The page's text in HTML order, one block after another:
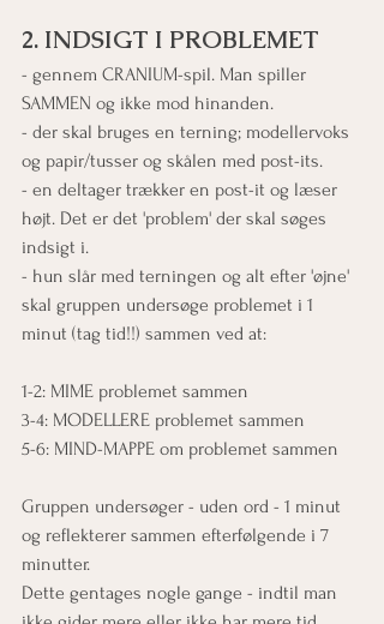
2. INDSIGT I PROBLEMET
- gennem CRANIUM-spil. Man spiller
SAMMEN og ikke mod hinanden.
- der skal bruges en terning; modellervoks
og papir/tusser og skålen med post-its.
- en deltager trækker en post-it og læser
højt. Det er det 'problem' der skal søges
indsigt i.
- hun slår med terningen og alt efter 'øjne'
skal gruppen undersøge problemet i 1
minut (tag tid!!) sammen ved at:
1-2: MIME problemet sammen
3-4: MODELLERE problemet sammen
5-6: MIND-MAPPE om problemet sammen
Gruppen undersøger - uden ord - 1 minut
og reflekterer sammen efterfølgende i 7
minutter.
Dette gentages nogle gange - indtil man